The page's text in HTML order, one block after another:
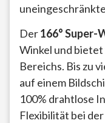
Der166° Super-
Winkel und
Bereichs. Bis zu
auf einem
100% drahtlose
Flexibilität bei